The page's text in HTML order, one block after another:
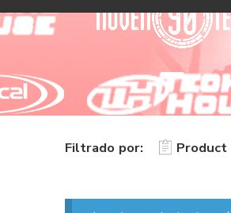
Filtrado por: Product